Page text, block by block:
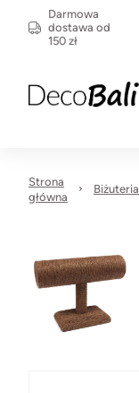
Darmowa
dostawa od
150 zł
Strona
główna
Biżuteria